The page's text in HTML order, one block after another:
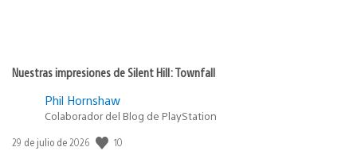
Nuestras impresiones de Silent Hill: Townfall
Phil Hornshaw
Colaborador del Blog de PlayStation
Fecha
29 de julio de 2026 10